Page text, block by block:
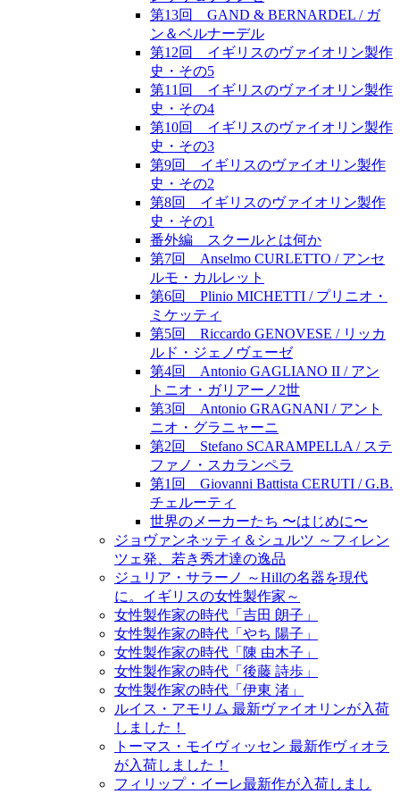
第13回 GAND & BERNARDEL / ガ
ン＆ベルナーデル
第12回 イギリスのヴァイオリン製作
史・その5
第11回 イギリスのヴァイオリン製作
史・その4
第10回 イギリスのヴァイオリン製作
史・その3
第9回 イギリスのヴァイオリン製作
史・その2
第8回 イギリスのヴァイオリン製作
史・その1
番外編 スクールとは何か
第7回 Anselmo CURLETTO / アンセ
ルモ・カルレット
第6回 Plinio MICHETTI / プリニオ・
ミケッティ
第5回 Riccardo GENOVESE / リッカ
ルド・ジェノヴェーゼ
第4回 Antonio GAGLIANO II / アン
トニオ・ガリアーノ2世
第3回 Antonio GRAGNANI / アント
ニオ・グラニャーニ
第2回 Stefano SCARAMPELLA / ステ
ファノ・スカランペラ
第1回 Giovanni Battista CERUTI / G.B.
チェルーティ
世界のメーカーたち 〜はじめに〜
ジョヴァンネッティ＆シュルツ ～フィレン
ツェ発、若き秀才達の逸品
ジュリア・サラーノ ～Hillの名器を現代
に。イギリスの女性製作家～
女性製作家の時代「吉田 朗子」
女性製作家の時代「やち 陽子」
女性製作家の時代「陳 由木子」
女性製作家の時代「後藤 詩歩」
女性製作家の時代「伊東 渚」
ルイス・アモリム 最新ヴァイオリンが入荷
しました！
トーマス・モイヴィッセン 最新作ヴィオラ
が入荷しました！
フィリップ・イーレ最新作が入荷しまし